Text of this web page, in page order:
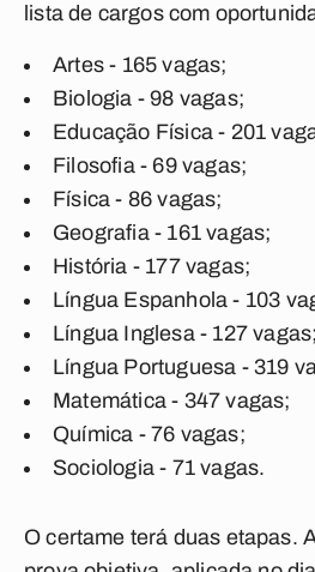
lista de cargos com
Artes - 165 vagas;
Biologia - 98 vagas;
Educação Física - 201
Filosofia - 69 vagas;
Física - 86 vagas;
Geografia - 161 vagas;
História - 177 vagas;
Língua Espanhola - 103
Língua Inglesa - 127 vagas;
Língua Portuguesa - 319
Matemática - 347 vagas;
Química - 76 vagas;
Sociologia - 71 vagas.
O certame terá duas etapas.